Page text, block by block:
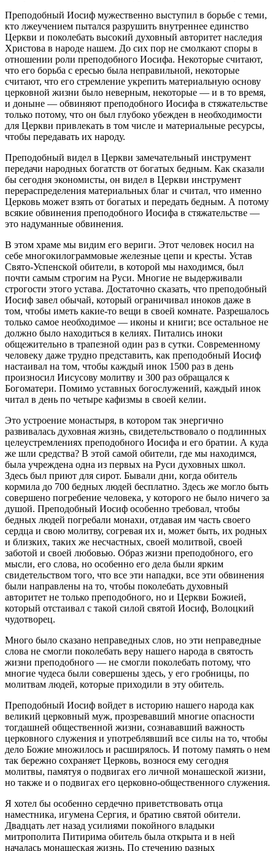
Преподобный Иосиф мужественно выступил в борьбе с теми,
кто лжеучением пытался разрушить внутреннее единство
Церкви и поколебать высокий духовный авторитет наследия
Христова в народе нашем. До сих пор не смолкают споры в
отношении роли преподобного Иосифа. Некоторые считают,
что его борьба с ересью была неправильной, некоторые
считают, что его стремление укрепить материальную основу
церковной жизни было неверным, некоторые — и в то время,
и доныне — обвиняют преподобного Иосифа в стяжательстве
только потому, что он был глубоко убежден в необходимости
для Церкви привлекать в том числе и материальные ресурсы,
чтобы передавать их народу.
Преподобный видел в Церкви замечательный инструмент
передачи народных богатств от богатых бедным. Как сказали
бы сегодня экономисты, он видел в Церкви инструмент
перераспределения материальных благ и считал, что именно
Церковь может взять от богатых и передать бедным. А потому
всякие обвинения преподобного Иосифа в стяжательстве —
это надуманные обвинения.
В этом храме мы видим его вериги. Этот человек носил на
себе многокилограммовые железные цепи и кресты. Устав
Свято-Успенской обители, в которой мы находимся, был
почти самым строгим на Руси. Многие не выдерживали
строгости этого устава. Достаточно сказать, что преподобный
Иосиф завел обычай, который ограничивал иноков даже в
том, чтобы иметь какие-то вещи в своей комнате. Разрешалось
только самое необходимое — иконы и книги; все остальное не
должно было находиться в келиях. Питались иноки
общежительно в трапезной один раз в сутки. Современному
человеку даже трудно представить, как преподобный Иосиф
настаивал на том, чтобы каждый инок 1500 раз в день
произносил Иисусову молитву и 300 раз обращался к
Богоматери. Помимо уставных богослужений, каждый инок
читал в день по четыре кафизмы в своей келии.
Это устроение монастыря, в котором так энергично
развивалась духовная жизнь, свидетельствовало о подлинных
целеустремлениях преподобного Иосифа и его братии. А куда
же шли средства? В этой самой обители, где мы находимся,
была учреждена одна из первых на Руси духовных школ.
Здесь был приют для сирот. Бывали дни, когда обитель
кормила до 700 бедных людей бесплатно. Здесь же могло быть
совершено погребение человека, у которого не было ничего за
душой. Преподобный Иосиф особенно требовал, чтобы
бедных людей погребали монахи, отдавая им часть своего
сердца и свою молитву, согревая их и, может быть, их родных
и близких, таких же несчастных, своей молитвой, своей
заботой и своей любовью. Образ жизни преподобного, его
мысли, его слова, но особенно его дела были ярким
свидетельством того, что все эти нападки, все эти обвинения
были направлены на то, чтобы поколебать духовный
авторитет не только преподобного, но и Церкви Божией,
который отстаивал с такой силой святой Иосиф, Волоцкий
чудотворец.
Много было сказано неправедных слов, но эти неправедные
слова не смогли поколебать веру нашего народа в святость
жизни преподобного — не смогли поколебать потому, что
многие чудеса были совершены здесь, у его гробницы, по
молитвам людей, которые приходили в эту обитель.
Преподобный Иосиф войдет в историю нашего народа как
великий церковный муж, прозревавший многие опасности
тогдашней общественной жизни, сознававший важность
церковного служения и употреблявший все силы на то, чтобы
дело Божие множилось и расширялось. И потому память о нем
так бережно сохраняет Церковь, вознося ему сегодня
молитвы, памятуя о подвигах его личной монашеской жизни,
но также и о подвигах его церковно-общественного служения.
Я хотел бы особенно сердечно приветствовать отца
наместника, игумена Сергия, и братию святой обители.
Двадцать лет назад усилиями покойного владыки
митрополита Питирима обитель была открыта и в ней
началась монашеская жизнь. По стечению разных